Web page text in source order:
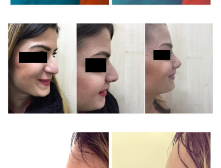
si è dimostrato professionale,
competente e disponibile. Consiglio
vivamente questo medico a chi cerca
serietà e umanità.
Paziente
ti mette subito a tuo agio, si è focalizzato